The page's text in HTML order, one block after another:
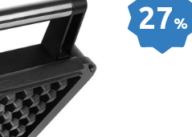
27%